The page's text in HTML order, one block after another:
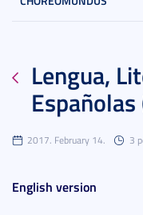
Lengua,
2017. February 14. 3
English version